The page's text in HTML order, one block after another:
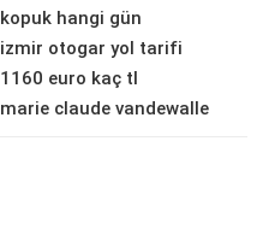
kopuk hangi gün
izmir otogar yol tarifi
1160 euro kaç tl
marie claude vandewalle